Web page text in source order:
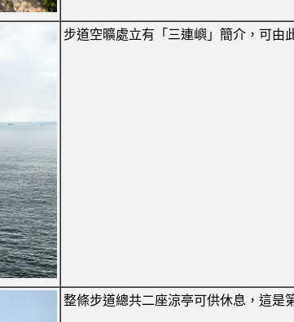
步道空曠處立有「三連嶼」簡介，可由
整條步道總共二座涼亭可供休息，這是